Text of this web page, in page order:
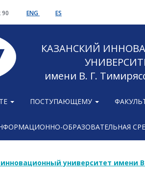
90 ENG ES
КАЗАНСКИЙ
имени В. Г.
ПОСТУПАЮЩЕМУ
ОБРАЗОВАТЕЛЬНАЯ
университет имени